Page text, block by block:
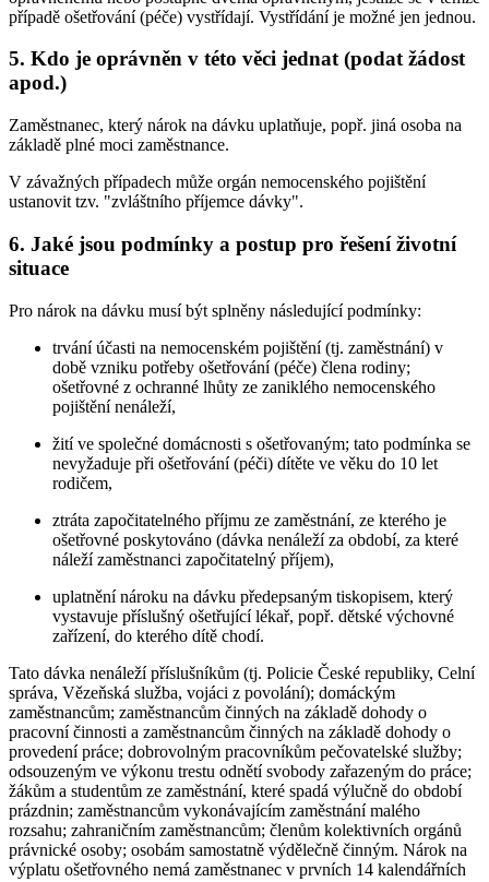
případě ošetřování (péče) vystřídají. Vystřídání je možné jen jednou.
5. Kdo je oprávněn v této věci jednat (podat žádost
apod.)
Zaměstnanec, který nárok na dávku uplatňuje, popř. jiná osoba na
základě plné moci zaměstnance.
V závažných případech může orgán nemocenského pojištění
ustanovit tzv. "zvláštního příjemce dávky".
6. Jaké jsou podmínky a postup pro řešení životní
situace
Pro nárok na dávku musí být splněny následující podmínky:
trvání účasti na nemocenském pojištění (tj. zaměstnání) v
době vzniku potřeby ošetřování (péče) člena rodiny;
ošetřovné z ochranné lhůty ze zaniklého nemocenského
pojištění nenáleží,
žití ve společné domácnosti s ošetřovaným; tato podmínka se
nevyžaduje při ošetřování (péči) dítěte ve věku do 10 let
rodičem,
ztráta započitatelného příjmu ze zaměstnání, ze kterého je
ošetřovné poskytováno (dávka nenáleží za období, za které
náleží zaměstnanci započitatelný příjem),
uplatnění nároku na dávku předepsaným tiskopisem, který
vystavuje příslušný ošetřující lékař, popř. dětské výchovné
zařízení, do kterého dítě chodí.
Tato dávka nenáleží příslušníkům (tj. Policie České republiky, Celní
správa, Vězeňská služba, vojáci z povolání); domáckým
zaměstnancům; zaměstnancům činných na základě dohody o
pracovní činnosti a zaměstnancům činných na základě dohody o
provedení práce; dobrovolným pracovníkům pečovatelské služby;
odsouzeným ve výkonu trestu odnětí svobody zařazeným do práce;
žákům a studentům ze zaměstnání, které spadá výlučně do období
prázdnin; zaměstnancům vykonávajícím zaměstnání malého
rozsahu; zahraničním zaměstnancům; členům kolektivních orgánů
právnické osoby; osobám samostatně výdělečně činným. Nárok na
výplatu ošetřovného nemá zaměstnanec v prvních 14 kalendářních